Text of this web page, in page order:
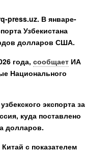
press.uz. В январе-
Узбекистана
долларов США.
года, сообщает ИА
Национального
экспорта за
куда поставлено
долларов.
с показателем